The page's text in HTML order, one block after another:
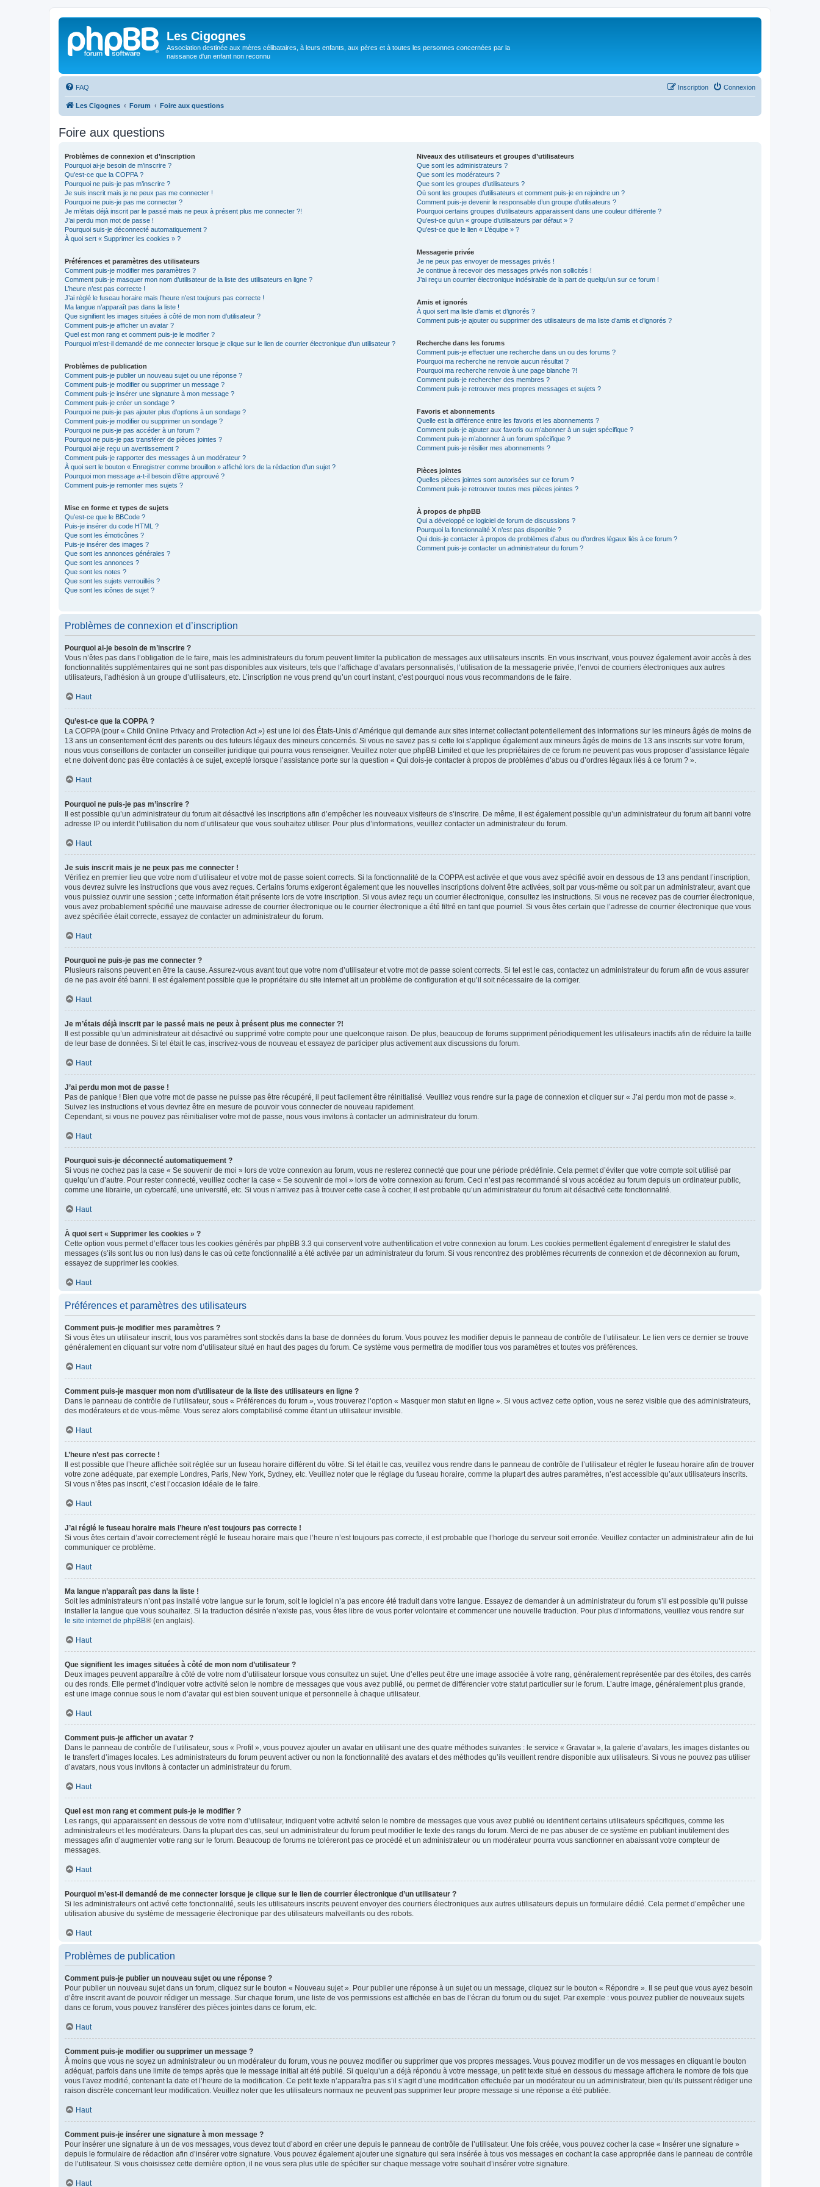
Les Cigognes
Association destinée aux mères célibataires, à leurs enfants, aux pères et à toutes les personnes concernées par la
naissance d'un enfant non reconnu
FAQ Connexion
Inscription
Les Cigognes Forum Foire aux questions
Foire aux questions
Problèmes de connexion et d’inscription
Pourquoi ai-je besoin de m’inscrire ?
Qu’est-ce que la COPPA ?
Pourquoi ne puis-je pas m’inscrire ?
Je suis inscrit mais je ne peux pas me connecter !
Pourquoi ne puis-je pas me connecter ?
Je m’étais déjà inscrit par le passé mais ne peux à présent plus me connecter ?!
J’ai perdu mon mot de passe !
Pourquoi suis-je déconnecté automatiquement ?
À quoi sert « Supprimer les cookies » ?
Préférences et paramètres des utilisateurs
Comment puis-je modifier mes paramètres ?
Comment puis-je masquer mon nom d’utilisateur de la liste des utilisateurs en ligne ?
L’heure n’est pas correcte !
J’ai réglé le fuseau horaire mais l’heure n’est toujours pas correcte !
Ma langue n’apparaît pas dans la liste !
Que signifient les images situées à côté de mon nom d’utilisateur ?
Comment puis-je afficher un avatar ?
Quel est mon rang et comment puis-je le modifier ?
Pourquoi m’est-il demandé de me connecter lorsque je clique sur le lien de courrier électronique d’un utilisateur ?
Problèmes de publication
Comment puis-je publier un nouveau sujet ou une réponse ?
Comment puis-je modifier ou supprimer un message ?
Comment puis-je insérer une signature à mon message ?
Comment puis-je créer un sondage ?
Pourquoi ne puis-je pas ajouter plus d’options à un sondage ?
Comment puis-je modifier ou supprimer un sondage ?
Pourquoi ne puis-je pas accéder à un forum ?
Pourquoi ne puis-je pas transférer de pièces jointes ?
Pourquoi ai-je reçu un avertissement ?
Comment puis-je rapporter des messages à un modérateur ?
À quoi sert le bouton « Enregistrer comme brouillon » affiché lors de la rédaction d’un sujet ?
Pourquoi mon message a-t-il besoin d’être approuvé ?
Comment puis-je remonter mes sujets ?
Mise en forme et types de sujets
Qu’est-ce que le BBCode ?
Puis-je insérer du code HTML ?
Que sont les émoticônes ?
Puis-je insérer des images ?
Que sont les annonces générales ?
Que sont les annonces ?
Que sont les notes ?
Que sont les sujets verrouillés ?
Que sont les icônes de sujet ?
Niveaux des utilisateurs et groupes d’utilisateurs
Que sont les administrateurs ?
Que sont les modérateurs ?
Que sont les groupes d’utilisateurs ?
Où sont les groupes d’utilisateurs et comment puis-je en rejoindre un ?
Comment puis-je devenir le responsable d’un groupe d’utilisateurs ?
Pourquoi certains groupes d’utilisateurs apparaissent dans une couleur différente ?
Qu’est-ce qu’un « groupe d’utilisateurs par défaut » ?
Qu’est-ce que le lien « L’équipe » ?
Messagerie privée
Je ne peux pas envoyer de messages privés !
Je continue à recevoir des messages privés non sollicités !
J’ai reçu un courrier électronique indésirable de la part de quelqu’un sur ce forum !
Amis et ignorés
À quoi sert ma liste d’amis et d’ignorés ?
Comment puis-je ajouter ou supprimer des utilisateurs de ma liste d’amis et d’ignorés ?
Recherche dans les forums
Comment puis-je effectuer une recherche dans un ou des forums ?
Pourquoi ma recherche ne renvoie aucun résultat ?
Pourquoi ma recherche renvoie à une page blanche ?!
Comment puis-je rechercher des membres ?
Comment puis-je retrouver mes propres messages et sujets ?
Favoris et abonnements
Quelle est la différence entre les favoris et les abonnements ?
Comment puis-je ajouter aux favoris ou m’abonner à un sujet spécifique ?
Comment puis-je m’abonner à un forum spécifique ?
Comment puis-je résilier mes abonnements ?
Pièces jointes
Quelles pièces jointes sont autorisées sur ce forum ?
Comment puis-je retrouver toutes mes pièces jointes ?
À propos de phpBB
Qui a développé ce logiciel de forum de discussions ?
Pourquoi la fonctionnalité X n’est pas disponible ?
Qui dois-je contacter à propos de problèmes d’abus ou d’ordres légaux liés à ce forum ?
Comment puis-je contacter un administrateur du forum ?
Problèmes de connexion et d’inscription
Pourquoi ai-je besoin de m’inscrire ?
Vous n’êtes pas dans l’obligation de le faire, mais les administrateurs du forum peuvent limiter la publication de messages aux utilisateurs inscrits. En vous inscrivant, vous pouvez également avoir accès à des
fonctionnalités supplémentaires qui ne sont pas disponibles aux visiteurs, tels que l’affichage d’avatars personnalisés, l’utilisation de la messagerie privée, l’envoi de courriers électroniques aux autres
utilisateurs, l’adhésion à un groupe d’utilisateurs, etc. L’inscription ne vous prend qu’un court instant, c’est pourquoi nous vous recommandons de le faire.
Haut
Qu’est-ce que la COPPA ?
La COPPA (pour « Child Online Privacy and Protection Act ») est une loi des États-Unis d’Amérique qui demande aux sites internet collectant potentiellement des informations sur les mineurs âgés de moins de
13 ans un consentement écrit des parents ou des tuteurs légaux des mineurs concernés. Si vous ne savez pas si cette loi s’applique également aux mineurs âgés de moins de 13 ans inscrits sur votre forum,
nous vous conseillons de contacter un conseiller juridique qui pourra vous renseigner. Veuillez noter que phpBB Limited et que les propriétaires de ce forum ne peuvent pas vous proposer d’assistance légale
et ne doivent donc pas être contactés à ce sujet, excepté lorsque l’assistance porte sur la question « Qui dois-je contacter à propos de problèmes d’abus ou d’ordres légaux liés à ce forum ? ».
Haut
Pourquoi ne puis-je pas m’inscrire ?
Il est possible qu’un administrateur du forum ait désactivé les inscriptions afin d’empêcher les nouveaux visiteurs de s’inscrire. De même, il est également possible qu’un administrateur du forum ait banni votre
adresse IP ou interdit l’utilisation du nom d’utilisateur que vous souhaitez utiliser. Pour plus d’informations, veuillez contacter un administrateur du forum.
Haut
Je suis inscrit mais je ne peux pas me connecter !
Vérifiez en premier lieu que votre nom d’utilisateur et votre mot de passe soient corrects. Si la fonctionnalité de la COPPA est activée et que vous avez spécifié avoir en dessous de 13 ans pendant l’inscription,
vous devrez suivre les instructions que vous avez reçues. Certains forums exigeront également que les nouvelles inscriptions doivent être activées, soit par vous-même ou soit par un administrateur, avant que
vous puissiez ouvrir une session ; cette information était présente lors de votre inscription. Si vous aviez reçu un courrier électronique, consultez les instructions. Si vous ne recevez pas de courrier électronique,
vous avez probablement spécifié une mauvaise adresse de courrier électronique ou le courrier électronique a été filtré en tant que pourriel. Si vous êtes certain que l’adresse de courrier électronique que vous
avez spécifiée était correcte, essayez de contacter un administrateur du forum.
Haut
Pourquoi ne puis-je pas me connecter ?
Plusieurs raisons peuvent en être la cause. Assurez-vous avant tout que votre nom d’utilisateur et votre mot de passe soient corrects. Si tel est le cas, contactez un administrateur du forum afin de vous assurer
de ne pas avoir été banni. Il est également possible que le propriétaire du site internet ait un problème de configuration et qu’il soit nécessaire de la corriger.
Haut
Je m’étais déjà inscrit par le passé mais ne peux à présent plus me connecter ?!
Il est possible qu’un administrateur ait désactivé ou supprimé votre compte pour une quelconque raison. De plus, beaucoup de forums suppriment périodiquement les utilisateurs inactifs afin de réduire la taille
de leur base de données. Si tel était le cas, inscrivez-vous de nouveau et essayez de participer plus activement aux discussions du forum.
Haut
J’ai perdu mon mot de passe !
Pas de panique ! Bien que votre mot de passe ne puisse pas être récupéré, il peut facilement être réinitialisé. Veuillez vous rendre sur la page de connexion et cliquer sur « J’ai perdu mon mot de passe ».
Suivez les instructions et vous devriez être en mesure de pouvoir vous connecter de nouveau rapidement.
Cependant, si vous ne pouvez pas réinitialiser votre mot de passe, nous vous invitons à contacter un administrateur du forum.
Haut
Pourquoi suis-je déconnecté automatiquement ?
Si vous ne cochez pas la case « Se souvenir de moi » lors de votre connexion au forum, vous ne resterez connecté que pour une période prédéfinie. Cela permet d’éviter que votre compte soit utilisé par
quelqu’un d’autre. Pour rester connecté, veuillez cocher la case « Se souvenir de moi » lors de votre connexion au forum. Ceci n’est pas recommandé si vous accédez au forum depuis un ordinateur public,
comme une librairie, un cybercafé, une université, etc. Si vous n’arrivez pas à trouver cette case à cocher, il est probable qu’un administrateur du forum ait désactivé cette fonctionnalité.
Haut
À quoi sert « Supprimer les cookies » ?
Cette option vous permet d’effacer tous les cookies générés par phpBB 3.3 qui conservent votre authentification et votre connexion au forum. Les cookies permettent également d’enregistrer le statut des
messages (s’ils sont lus ou non lus) dans le cas où cette fonctionnalité a été activée par un administrateur du forum. Si vous rencontrez des problèmes récurrents de connexion et de déconnexion au forum,
essayez de supprimer les cookies.
Haut
Préférences et paramètres des utilisateurs
Comment puis-je modifier mes paramètres ?
Si vous êtes un utilisateur inscrit, tous vos paramètres sont stockés dans la base de données du forum. Vous pouvez les modifier depuis le panneau de contrôle de l’utilisateur. Le lien vers ce dernier se trouve
généralement en cliquant sur votre nom d’utilisateur situé en haut des pages du forum. Ce système vous permettra de modifier tous vos paramètres et toutes vos préférences.
Haut
Comment puis-je masquer mon nom d’utilisateur de la liste des utilisateurs en ligne ?
Dans le panneau de contrôle de l’utilisateur, sous « Préférences du forum », vous trouverez l’option « Masquer mon statut en ligne ». Si vous activez cette option, vous ne serez visible que des administrateurs,
des modérateurs et de vous-même. Vous serez alors comptabilisé comme étant un utilisateur invisible.
Haut
L’heure n’est pas correcte !
Il est possible que l’heure affichée soit réglée sur un fuseau horaire différent du vôtre. Si tel était le cas, veuillez vous rendre dans le panneau de contrôle de l’utilisateur et régler le fuseau horaire afin de trouver
votre zone adéquate, par exemple Londres, Paris, New York, Sydney, etc. Veuillez noter que le réglage du fuseau horaire, comme la plupart des autres paramètres, n’est accessible qu’aux utilisateurs inscrits.
Si vous n’êtes pas inscrit, c’est l’occasion idéale de le faire.
Haut
J’ai réglé le fuseau horaire mais l’heure n’est toujours pas correcte !
Si vous êtes certain d’avoir correctement réglé le fuseau horaire mais que l’heure n’est toujours pas correcte, il est probable que l’horloge du serveur soit erronée. Veuillez contacter un administrateur afin de lui
communiquer ce problème.
Haut
Ma langue n’apparaît pas dans la liste !
Soit les administrateurs n’ont pas installé votre langue sur le forum, soit le logiciel n’a pas encore été traduit dans votre langue. Essayez de demander à un administrateur du forum s’il est possible qu’il puisse
installer la langue que vous souhaitez. Si la traduction désirée n’existe pas, vous êtes libre de vous porter volontaire et commencer une nouvelle traduction. Pour plus d’informations, veuillez vous rendre sur
le site internet de phpBB® (en anglais).
Haut
Que signifient les images situées à côté de mon nom d’utilisateur ?
Deux images peuvent apparaître à côté de votre nom d’utilisateur lorsque vous consultez un sujet. Une d’elles peut être une image associée à votre rang, généralement représentée par des étoiles, des carrés
ou des ronds. Elle permet d’indiquer votre activité selon le nombre de messages que vous avez publié, ou permet de différencier votre statut particulier sur le forum. L’autre image, généralement plus grande,
est une image connue sous le nom d’avatar qui est bien souvent unique et personnelle à chaque utilisateur.
Haut
Comment puis-je afficher un avatar ?
Dans le panneau de contrôle de l’utilisateur, sous « Profil », vous pouvez ajouter un avatar en utilisant une des quatre méthodes suivantes : le service « Gravatar », la galerie d’avatars, les images distantes ou
le transfert d’images locales. Les administrateurs du forum peuvent activer ou non la fonctionnalité des avatars et des méthodes qu’ils veuillent rendre disponible aux utilisateurs. Si vous ne pouvez pas utiliser
d’avatars, nous vous invitons à contacter un administrateur du forum.
Haut
Quel est mon rang et comment puis-je le modifier ?
Les rangs, qui apparaissent en dessous de votre nom d’utilisateur, indiquent votre activité selon le nombre de messages que vous avez publié ou identifient certains utilisateurs spécifiques, comme les
administrateurs et les modérateurs. Dans la plupart des cas, seul un administrateur du forum peut modifier le texte des rangs du forum. Merci de ne pas abuser de ce système en publiant inutilement des
messages afin d’augmenter votre rang sur le forum. Beaucoup de forums ne toléreront pas ce procédé et un administrateur ou un modérateur pourra vous sanctionner en abaissant votre compteur de
messages.
Haut
Pourquoi m’est-il demandé de me connecter lorsque je clique sur le lien de courrier électronique d’un utilisateur ?
Si les administrateurs ont activé cette fonctionnalité, seuls les utilisateurs inscrits peuvent envoyer des courriers électroniques aux autres utilisateurs depuis un formulaire dédié. Cela permet d’empêcher une
utilisation abusive du système de messagerie électronique par des utilisateurs malveillants ou des robots.
Haut
Problèmes de publication
Comment puis-je publier un nouveau sujet ou une réponse ?
Pour publier un nouveau sujet dans un forum, cliquez sur le bouton « Nouveau sujet ». Pour publier une réponse à un sujet ou un message, cliquez sur le bouton « Répondre ». Il se peut que vous ayez besoin
d’être inscrit avant de pouvoir rédiger un message. Sur chaque forum, une liste de vos permissions est affichée en bas de l’écran du forum ou du sujet. Par exemple : vous pouvez publier de nouveaux sujets
dans ce forum, vous pouvez transférer des pièces jointes dans ce forum, etc.
Haut
Comment puis-je modifier ou supprimer un message ?
À moins que vous ne soyez un administrateur ou un modérateur du forum, vous ne pouvez modifier ou supprimer que vos propres messages. Vous pouvez modifier un de vos messages en cliquant le bouton
adéquat, parfois dans une limite de temps après que le message initial ait été publié. Si quelqu’un a déjà répondu à votre message, un petit texte situé en dessous du message affichera le nombre de fois que
vous l’avez modifié, contenant la date et l’heure de la modification. Ce petit texte n’apparaîtra pas s’il s’agit d’une modification effectuée par un modérateur ou un administrateur, bien qu’ils puissent rédiger une
raison discrète concernant leur modification. Veuillez noter que les utilisateurs normaux ne peuvent pas supprimer leur propre message si une réponse a été publiée.
Haut
Comment puis-je insérer une signature à mon message ?
Pour insérer une signature à un de vos messages, vous devez tout d’abord en créer une depuis le panneau de contrôle de l’utilisateur. Une fois créée, vous pouvez cocher la case « Insérer une signature »
depuis le formulaire de rédaction afin d’insérer votre signature. Vous pouvez également ajouter une signature qui sera insérée à tous vos messages en cochant la case appropriée dans le panneau de contrôle
de l’utilisateur. Si vous choisissez cette dernière option, il ne vous sera plus utile de spécifier sur chaque message votre souhait d’insérer votre signature.
Haut